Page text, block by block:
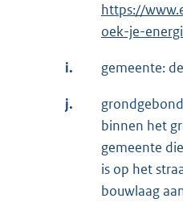
x
t
r
https://
oek-je-
i. gemeente:
j.
binnen het
gemeente
is op het
bouwlaag